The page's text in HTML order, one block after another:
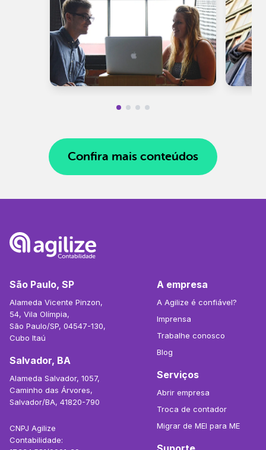
Confira mais conteúdos
São Paulo, SP
Alameda Vicente Pinzon,
54, Vila Olímpia,
São Paulo/SP, 04547-130,
Cubo Itaú
Salvador, BA
Alameda Salvador, 1057,
Caminho das Árvores,
Salvador/BA, 41820-790
CNPJ Agilize
Contabilidade:
A empresa
A Agilize é confiável?
Imprensa
Trabalhe conosco
Blog
Serviços
Abrir empresa
Troca de contador
Migrar de MEI para ME